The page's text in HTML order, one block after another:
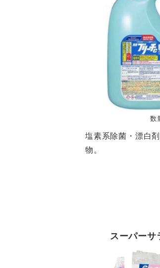
数
塩素系除菌・漂白
物。
スーパーサ